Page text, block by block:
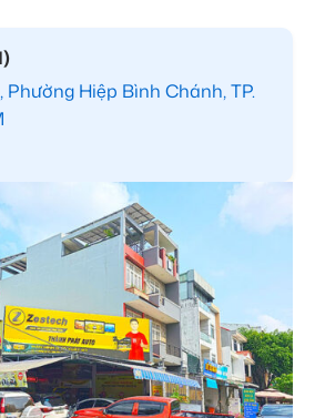
Phường Hiệp Bình Chánh, TP.